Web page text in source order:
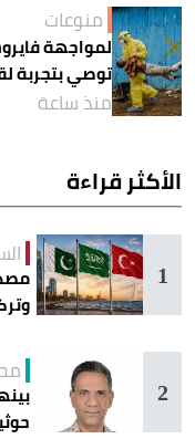
منوعات
لمواجهة
توصي بتجربة
منذ ساعة
الأكثر قراءة
1
2